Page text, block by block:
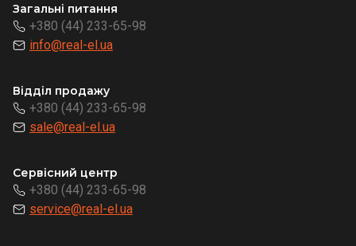
Загальні питання
+380 (44) 233-65-98
info@real-el.ua
Відділ продажу
+380 (44) 233-65-98
sale@real-el.ua
Сервісний центр
+380 (44) 233-65-98
service@real-el.ua